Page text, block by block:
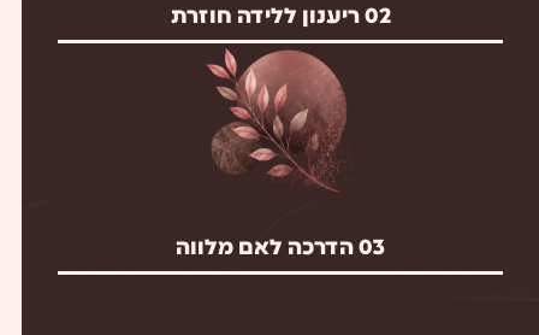
ריענון ללידה חוזרת
הדרכה לאם מלווה